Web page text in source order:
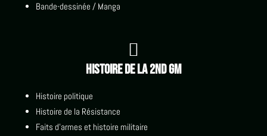
Bande-dessinée / Manga

Histoire de la 2nd GM
Histoire politique
Histoire de la Résistance
Faits d'armes et histoire militaire